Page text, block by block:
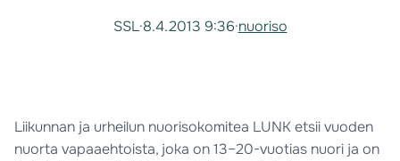
SSL·8.4.2013 9:36·nuoriso
Liikunnan ja urheilun nuorisokomitea LUNK etsii vuoden
nuorta vapaaehtoista, joka on 13–20-vuotias nuori ja on